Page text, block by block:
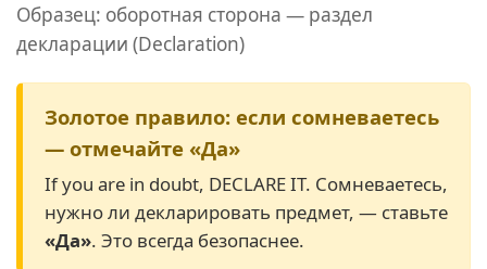
Образец: оборотная сторона — раздел
декларации (Declaration)
Золотое правило: если сомневаетесь
— отмечайте «Да»
If you are in doubt, DECLARE IT. Сомневаетесь,
нужно ли декларировать предмет, — ставьте
«Да». Это всегда безопаснее.